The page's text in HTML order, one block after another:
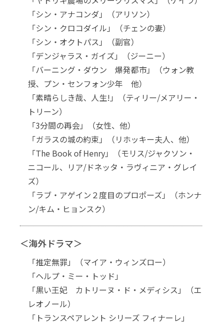
「シン・アナコンダ」（アリソン）
「シン・クロコダイル」（チェンの妻）
「シン・オクトパス」（副官）
「デンジャラス・ガイズ」（ジーニー）
「バーニング・ダウン 爆発都市」（ウォン教
授、プン・センフォン少年 他）
「素晴らしき哉、人生!」（ティリー/メアリー・
トリーン）
「3分間の再会」（女性、他）
「ガラスの城の約束」（リホッキー夫人、他）
「The Book of Henry」（モリス/ジャクソン・
ニコール、リア/ドネッタ・ラヴィニア・グレイ
ズ）
「ラブ・アゲイン２度目のプロポーズ」（ホンナ
ン/キム・ヒョンスク）
＜海外ドラマ＞
「推定無罪」（マイア・ウィンズロー）
「ヘルプ・ミー・トッド」
「黒い王妃 カトリーヌ・ド・メディシス」（エ
レオノール）
「トランスペアレント シリーズ フィナーレ」